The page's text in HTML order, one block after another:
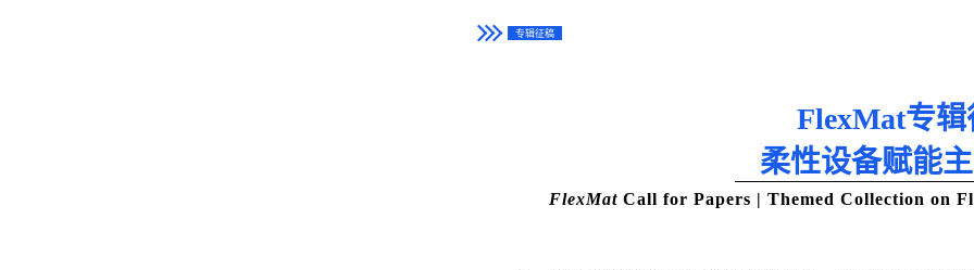
专辑征稿
FlexMat专辑
柔性设备赋能
FlexMat Call for Papers | Themed Collection on